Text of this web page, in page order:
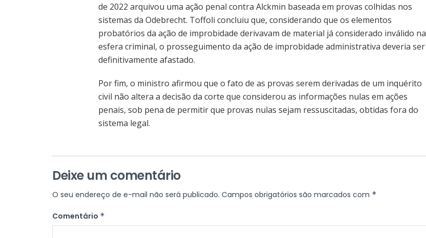
de 2022 arquivou uma ação penal contra Alckmin baseada em provas colhidas nos
sistemas da Odebrecht. Toffoli concluiu que, considerando que os elementos
probatórios da ação de improbidade derivavam de material já considerado inválido na
esfera criminal, o prosseguimento da ação de improbidade administrativa deveria ser
definitivamente afastado.
Por fim, o ministro afirmou que o fato de as provas serem derivadas de um inquérito
civil não altera a decisão da corte que considerou as informações nulas em ações
penais, sob pena de permitir que provas nulas sejam ressuscitadas, obtidas fora do
sistema legal.
Deixe um comentário
O seu endereço de e-mail não será publicado. Campos obrigatórios são marcados com *
Comentário *